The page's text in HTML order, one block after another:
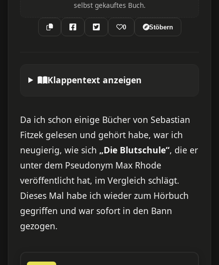
selbst gekauftes Buch.
0 Stöbern
Klappentext anzeigen
Da ich schon einige Bücher von Sebastian
Fitzek gelesen und gehört habe, war ich
neugierig, wie sich „Die Blutschule“, die er
unter dem Pseudonym Max Rhode
veröffentlicht hat, im Vergleich schlägt.
Dieses Mal habe ich wieder zum Hörbuch
gegriffen und war sofort in den Bann
gezogen.